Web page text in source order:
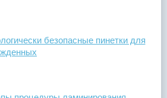
безопасные пинетки для